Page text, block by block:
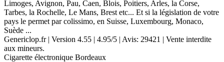
Limoges, Avignon, Pau, Caen, Blois, Poitiers, Arles, la Corse,
Tarbes, la Rochelle, Le Mans, Brest etc... Et si la législation de votre
pays le permet par colissimo, en Suisse, Luxembourg, Monaco,
Suède ...
Genericlop.fr| Version 4.55 | 4.95/5 | Avis: 29421 | Vente interdite
aux mineurs.
Cigarette électronique Bordeaux